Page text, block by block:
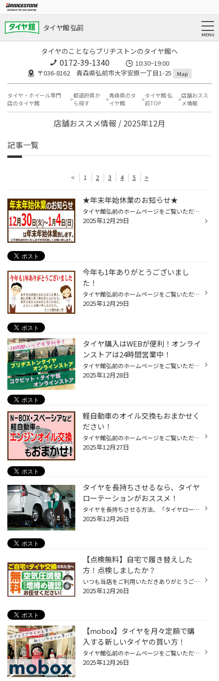
タイヤ館 弘前
タイヤのことならブリヂストンのタイヤ館へ
0172-39-1340
10:30~19:00
〒036-8162 青森県弘前市大字安原一丁目1-25
Map
タイヤ・ホイール専門
店のタイヤ館
都道府県か
ら探す
青森県のタ
イヤ館
タイヤ館 弘
前TOP
店舗おスス
メ情報
店舗おススメ情報 / 2025年12月
記事一覧
< 1 2 3 4 5 >
★年末年始休業のお知らせ★
タイヤ館弘前のホームページをご覧いただき誠にありがとうございます。 年末年始は12月30日から１月4日まで休業いたします。 年始は１月5日(月)10時30分より通常営業致します。 タイヤの購入・交換やオイル交換等は早めのご来店をおすすめ致します！ ※在庫状況により手配の商品は年内にご案内出来な...
2025年12月29日
今年も1年ありがとうございまし
た！
タイヤ館弘前のホームページをご覧いただき誠にありがとうございます！ 2025年も格別のお引き立てを賜り、誠に有難く厚く御礼申し上げます。 来年も皆様により一層ご満足をいただけるご提案が出来るようスタッフ一同努力する所存ですので、変わらぬご愛顧のほどどうぞよろしくお願い致します。 タイ...
2025年12月29日
タイヤ購入はWEBが便利！オンライ
ンストアは24時間営業中！
タイヤ館弘前のホームページをご覧いただき誠にありがとうございます。 オンラインストアは2つあり、購入できるタイヤはそれぞれ異なります。 ですが、選んで頂いたタイヤは指定店舗に送られていきますので、どちらも取付作業日までは店舗に来店していただくことなくタイヤの購入が可能です。 ①【ブ...
2025年12月28日
軽自動車のオイル交換もおまかせく
ださい！
タイヤ館弘前のホームページをご覧いただき誠にありがとうございます。 軽自動車のエンジンオイルもタイヤ館におまかせください！ オイル交換のみはもちろん、 お得なパックもございます！！ ※詳しくは店頭スタッフへお尋ねください。 みなさまのご来店を心よりお待ちしております。 ★WEB予約は24時...
2025年12月27日
タイヤを長持ちさせるなら、タイヤ
ローテーションがおススメ！
タイヤを長持ちさせる方法、「タイヤローテーション」をご存知でしょうか？ 今回は、タイヤ長持ちに効く「タイヤローテーション」についてご紹介します。 【タイヤローテーションとは？】 「タイヤローテーション」とは、現状のおクルマのタイヤ装着位置（左前、右前、左後、右後）を、 別の位置に...
2025年12月26日
【点検無料】自宅で履き替えした
方！点検しましたか？
いつも当店をご利用いただきありがとうございます タイヤ履き替え後の点検お済ですか？ 当店では店舗で履き替えした方だけでなく、ご自宅でタイヤ履き替えされた方への点検も無料で行っております！ 年末年始のお出かけ前に、ぜひ当店でタイヤ点検しましょうね！ タイヤ空気圧補充 ナットの締付点検...
2025年12月26日
【mobox】タイヤを月々定額で購
入する新しいタイヤの買い方！
タイヤ館弘前のホームページをご覧いただき誠にありがとうございます。 タイヤの購入を検討するとき、こんなお悩みございませんか？ ◎車に詳しくないので相談や整備をお願いできる場所が欲しい ◎突然のトラブルにも安心できるように備えておきたい ◎予期せぬタイヤ交換の費用はなるべく安い金額に抑...
2025年12月26日